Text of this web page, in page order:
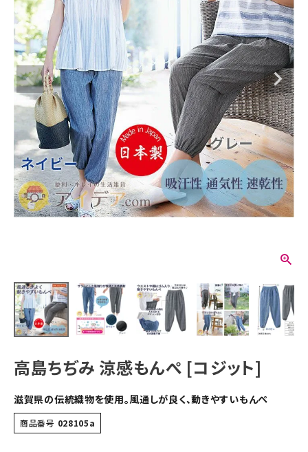
高島ちぢみ 涼感もんぺ [コジット]
滋賀県の伝統織物を使用。風通しが良く、動きやすいもんぺ
商品番号 028105a